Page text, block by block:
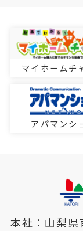
マイホームチ
アパマンシ
本社：山梨